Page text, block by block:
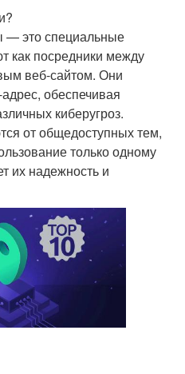
— это специальные
как посредники между
веб-сайтом. Они
обеспечивая
киберугроз.
от общедоступных тем,
только одному
их надежность и